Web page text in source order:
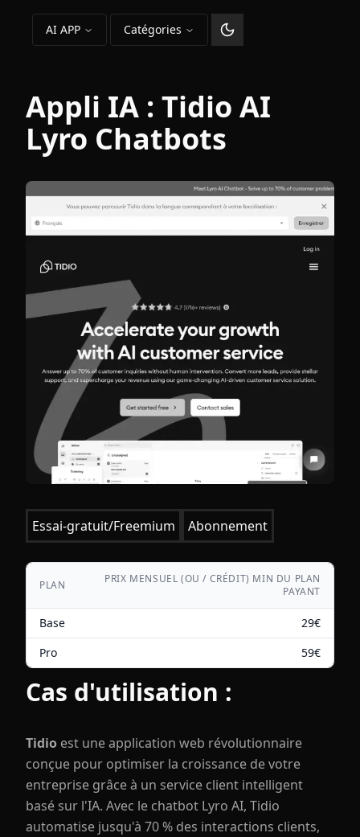
AI APP Catégories
Changer le thème
Appli IA : Tidio AI
Lyro Chatbots
Essai-gratuit/Freemium Abonnement
PLAN
PRIX MENSUEL (OU / CRÉDIT) MIN DU PLAN
PAYANT
Base 29€
Pro
59€
Cas d'utilisation :
Tidio est une application web révolutionnaire
conçue pour optimiser la croissance de votre
entreprise grâce à un service client intelligent
basé sur l'IA. Avec le chatbot Lyro AI, Tidio
automatise jusqu'à 70 % des interactions clients,